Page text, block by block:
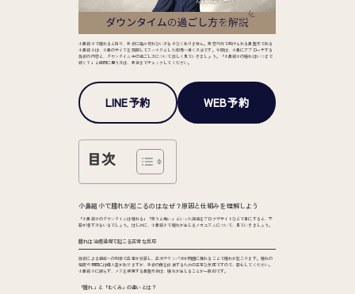
小鼻縮小で腫れると知り、手術に踏み切れない方も少なくありません。美容外科で受けられる鼻整形である
小鼻縮小は、小鼻のサイズを調節してスッキリとした印象へ導く方法です。今回は、小鼻にアプローチする
施術の内容と、ダウンタイム中の過ごし方について詳しく見ていきましょう。「小鼻縮小の腫れはいつまで
続く？」と疑問に思う方は、最後までチェックしてください。
LINE予約 WEB予約
目次
小鼻縮小で腫れが起こるのはなぜ？原因と仕組みを理解しよう
「小鼻縮小のダウンタイムは腫れる」「笑うと痛い」といった経過をブログやサイトなどで目にすると、不
安が増す方もいるでしょう。はじめに、小鼻縮小で腫れが生じるメカニズムについて、見ていきましょう。
腫れは治癒過程で起こる正常な反応
施術による組織への刺激で血管が拡張し、血液やリンパ液が周囲に漏れることで腫れが起こります。腫れの
程度や期間には個人差がありますが、手術の傷を修復するための正常な反応ですので、安心してください。
小鼻縮小に限らず、メスを使用する鼻整形後は、腫れが生じることが一般的です。
「腫れ」と「むくみ」の違いとは？